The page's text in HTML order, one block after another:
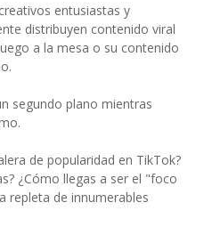
entusiastas y
distribuyen contenido viral
a la mesa o su contenido
segundo plano mientras
de popularidad en TikTok?
¿Cómo llegas a ser el "foco
repleta de innumerables